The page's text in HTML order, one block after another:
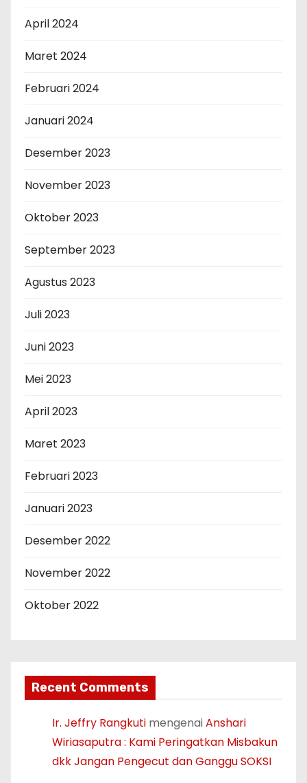
April 2024
Maret 2024
Februari 2024
Januari 2024
Desember 2023
November 2023
Oktober 2023
September 2023
Agustus 2023
Juli 2023
Juni 2023
Mei 2023
April 2023
Maret 2023
Februari 2023
Januari 2023
Desember 2022
November 2022
Oktober 2022
Recent Comments
Ir. Jeffry Rangkuti mengenaiAnshari
Wiriasaputra : Kami Peringatkan Misbakun
dkk Jangan Pengecut dan Ganggu SOKSI